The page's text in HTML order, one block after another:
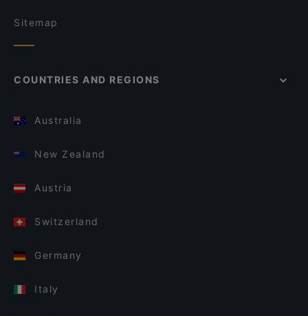
Sitemap
COUNTRIES AND REGIONS
Australia
New Zealand
Austria
Switzerland
Germany
Italy